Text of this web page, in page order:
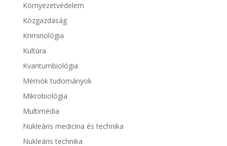
Környezetvédelem
Közgazdaság
Kriminológia
Kultúra
Kvantumbiológia
Mérnök tudományok
Mikrobiológia
Multimédia
Nukleáris medicina és technika
Nukleáris technika